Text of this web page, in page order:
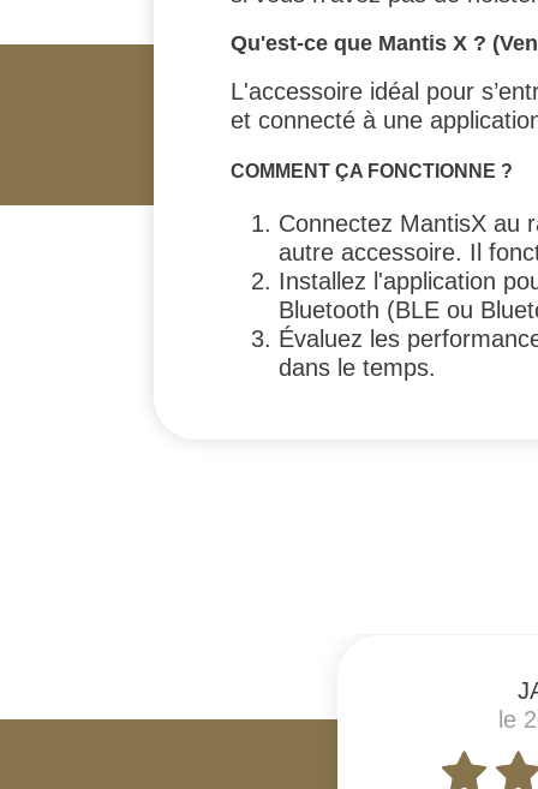
Qu'est-ce que Mantis X ?
L'accessoire idéal pour
et connecté à une
COMMENT ÇA FONCTIONNE ?
Connectez MantisX au
autre accessoire. Il
Installez l'application
Bluetooth (BLE ou
Évaluez les
dans le temps.
le